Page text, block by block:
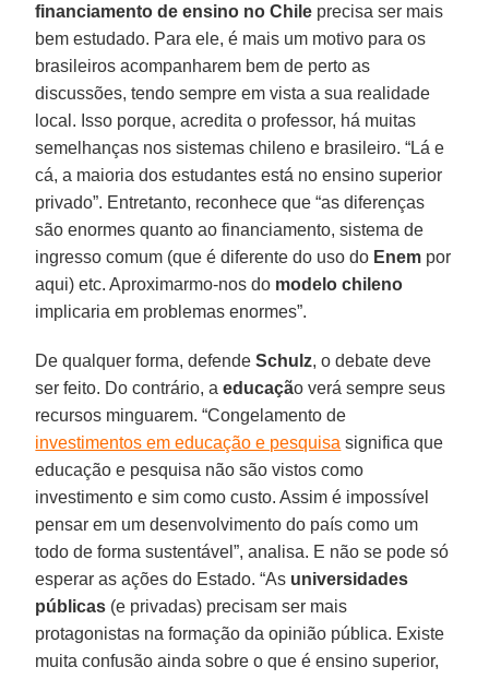
financiamento de ensino no Chile precisa ser mais
bem estudado. Para ele, é mais um motivo para os
brasileiros acompanharem bem de perto as
discussões, tendo sempre em vista a sua realidade
local. Isso porque, acredita o professor, há muitas
semelhanças nos sistemas chileno e brasileiro. “Lá e
cá, a maioria dos estudantes está no ensino superior
privado”. Entretanto, reconhece que “as diferenças
são enormes quanto ao financiamento, sistema de
ingresso comum (que é diferente do uso do Enem por
aqui) etc. Aproximarmo-nos do modelo chileno
implicaria em problemas enormes”.
De qualquer forma, defendeSchulz, o debate deve
ser feito. Do contrário, aeducação verá sempre seus
recursos minguarem. “Congelamento de
investimentos em educação e pesquisa significa que
educação e pesquisa não são vistos como
investimento e sim como custo. Assim é impossível
pensar em um desenvolvimento do país como um
todo de forma sustentável”, analisa. E não se pode só
esperar as ações do Estado. “As universidades
públicas (e privadas) precisam ser mais
protagonistas na formação da opinião pública. Existe
muita confusão ainda sobre o que é ensino superior,